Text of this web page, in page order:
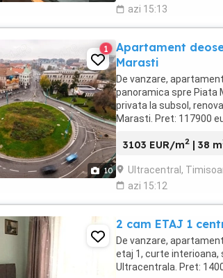
azi 15:13
10
1
Apartament
Marasti
De vanzare,
panoramica spre Piata
privata la subsol,
Marasti. Pret: 117900
3103 EUR/m2 | 38 m
Ultracentral,
azi 15:12
2 cam ETAJ 1
De vanzare,
etaj 1, curte interioana,
Ultracentrala. Pret: